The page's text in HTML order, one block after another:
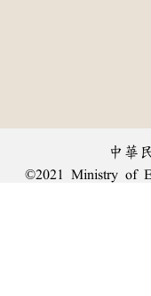
中華
©2021 Ministry of